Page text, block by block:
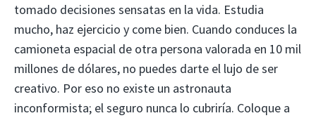
tomado decisiones sensatas en la vida. Estudia
mucho, haz ejercicio y come bien. Cuando conduces la
camioneta espacial de otra persona valorada en 10 mil
millones de dólares, no puedes darte el lujo de ser
creativo. Por eso no existe un astronauta
inconformista; el seguro nunca lo cubriría. Coloque a